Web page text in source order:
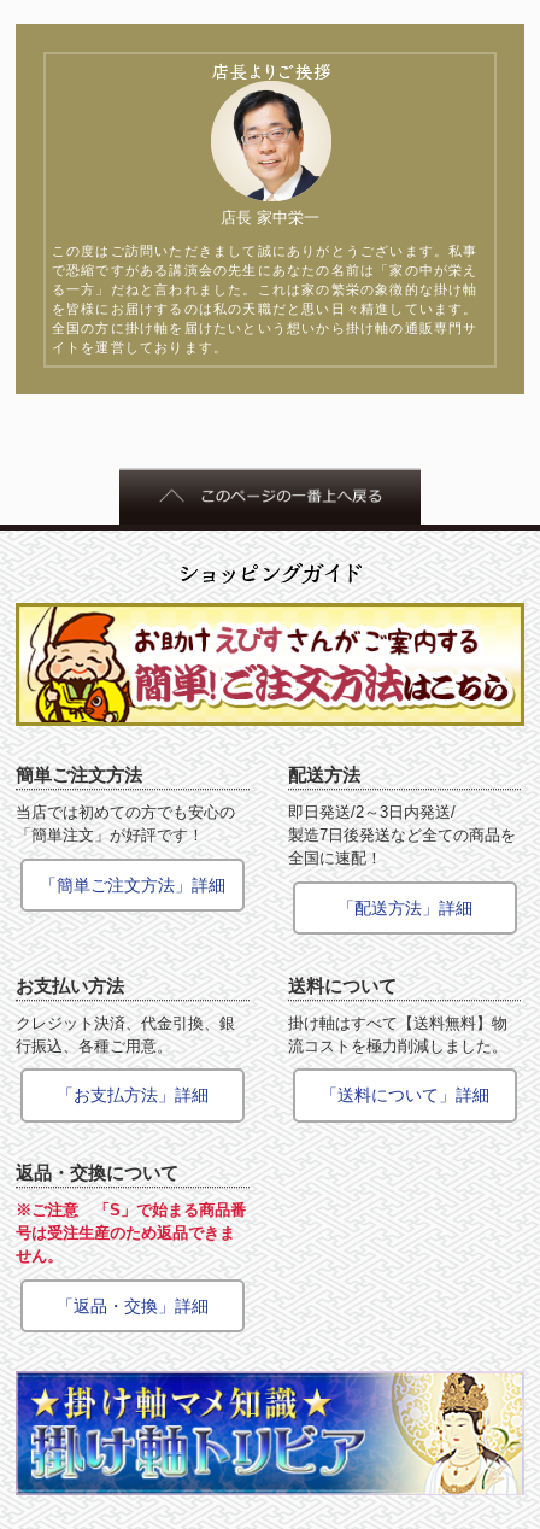
店長 家中栄一
この度はご訪問いただきまして誠にありがとうございます。私事
で恐縮ですがある講演会の先生にあなたの名前は「家の中が栄え
る一方」だねと言われました。これは家の繁栄の象徴的な掛け軸
を皆様にお届けするのは私の天職だと思い日々精進しています。
全国の方に掛け軸を届けたいという想いから掛け軸の通販専門サ
イトを運営しております。
簡単ご注文方法
当店では初めての方でも安心の
「簡単注文」が好評です！
「簡単ご注文方法」詳細
配送方法
即日発送/2～3日内発送/
製造7日後発送など全ての商品を
全国に速配！
「配送方法」詳細
お支払い方法
クレジット決済、代金引換、銀
行振込、各種ご用意。
「お支払方法」詳細
送料について
掛け軸はすべて【送料無料】物
流コストを極力削減しました。
「送料について」詳細
返品・交換について
※ご注意 「S」で始まる商品番
号は受注生産のため返品できま
せん。
「返品・交換」詳細